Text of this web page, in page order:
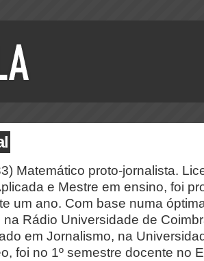
Matemático proto-jornalista.
e Mestre em ensino, foi
um ano. Com base numa
Rádio Universidade de
em Jornalismo, na
foi no 1º semestre docente no